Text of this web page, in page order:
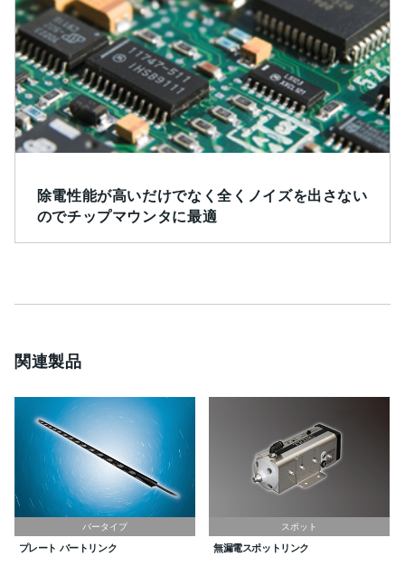
除電性能が高いだけでなく全くノイズを出さない
のでチップマウンタに最適
関連製品
バータイプ
プレート バートリンク
スポット
無漏電スポットリンク